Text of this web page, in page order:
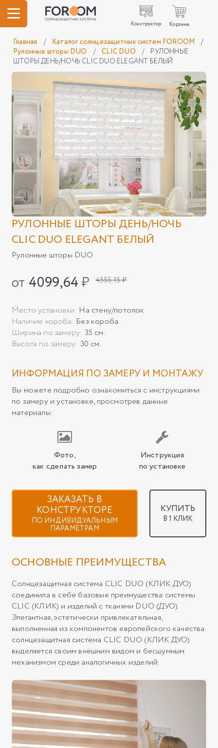
Конструктор Корзина
Главная / Каталог солнцезащитных систем FOROOM
/
Рулонные шторы DUO
/ CLIC DUO /
РУЛОННЫЕ
ШТОРЫ ДЕНЬ/НОЧЬ CLIC DUO ELEGANT БЕЛЫЙ
РУЛОННЫЕ ШТОРЫ ДЕНЬ/НОЧЬ
CLIC DUO ELEGANT БЕЛЫЙ
Рулонные шторы DUO
от 4099,64₽ 4555,15 ₽
Место установки: На стену/потолок
Наличие короба: Без короба
Ширина по замеру: 35 см.
Высота по замеру: 30 см.
ИНФОРМАЦИЯ ПО ЗАМЕРУ И МОНТАЖУ
Вы можете подробно ознакомиться с инструкциями
по замеру и установке, просмотрев данные
материалы:
Фото,
как сделать замер
Инструкция
по установке
ЗАКАЗАТЬ В
КОНСТРУКТОРЕ
ПО ИНДИВИДУАЛЬНЫМ
ПАРАМЕТРАМ
КУПИТЬ
В 1 КЛИК
ОСНОВНЫЕ ПРЕИМУЩЕСТВА
Солнцезащитная система CLIC DUO (КЛИК ДУО)
соединила в себе базовые преимущества системы
CLIC (КЛИК) и изделий с тканями DUO (ДУО).
Элегантная, эстетически привлекательная,
выполненная из компонентов европейского качества
солнцезащитная система CLIC DUO (КЛИК ДУО)
выделяется своим внешним видом и бесшумным
механизмом среди аналогичных изделий.